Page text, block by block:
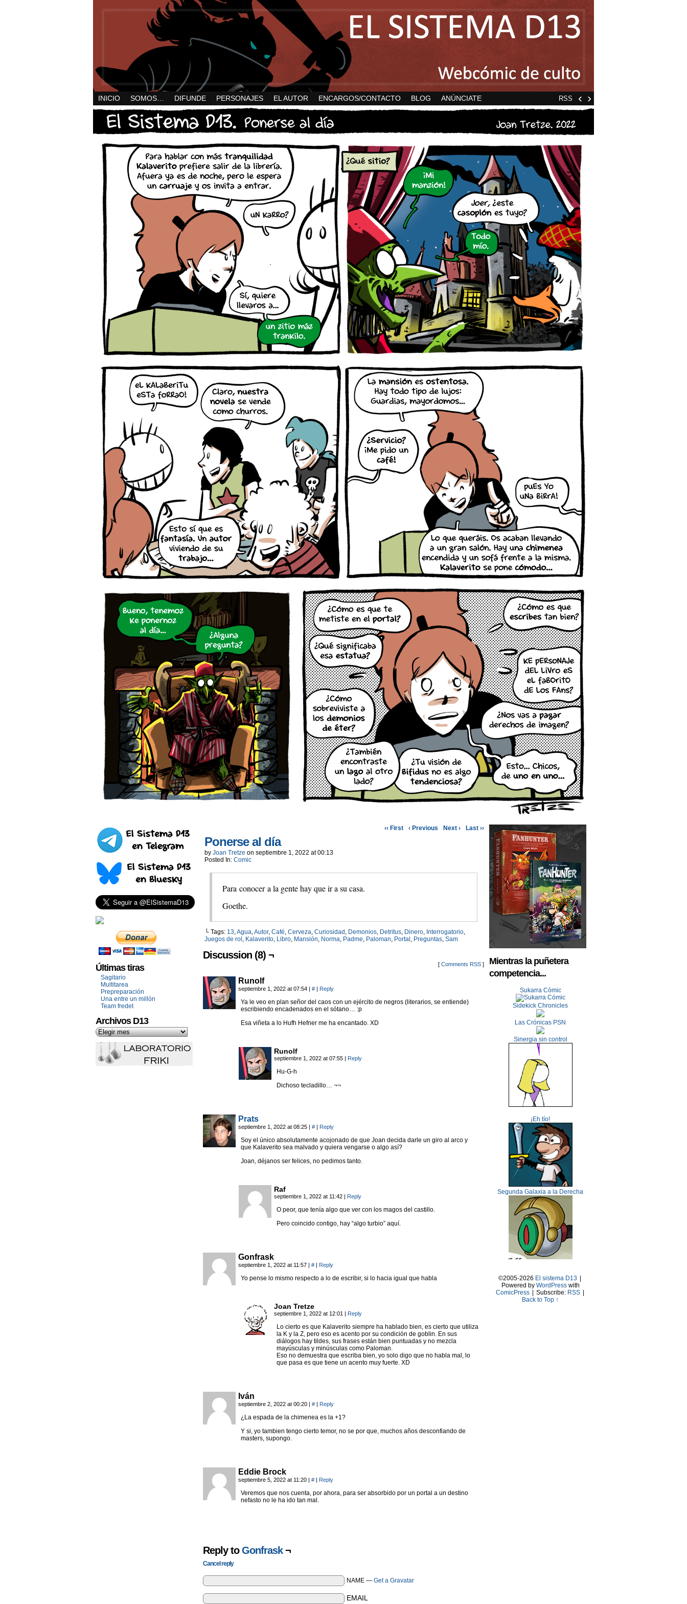
RSS ‹ ›
INICIO SOMOS… DIFUNDE PERSONAJES EL AUTOR ENCARGOS/CONTACTO BLOG ANÚNCIATE
Últimas tiras
Sagitario
Multitarea
Prepreparación
Una entre un millón
Team fredet
Archivos D13
‹‹ First ‹ Previous Next › Last ››
Ponerse al día
by Joan Tretze on septiembre 1, 2022 at00:13
Posted In: Comic
Para conocer a la gente hay que ir a su casa.
Goethe.
└ Tags: 13,Agua,Autor, Café, Cerveza, Curiosidad , Demonios, Detritus, Dinero, Interrogatorio,
Juegos de rol , Kalaverito, Libro, Mansión, Norma, Padme, Paloman, Portal , Preguntas, Sam
Discussion (8) ¬
[ Comments RSS ]
Runolf
septiembre 1, 2022 at 07:54 | # | Reply
Ya le veo en plan señor del caos con un ejército de negros (literarios, se entiende)
escribiendo encadenados en el sótano… :p
Esa viñeta a lo Hufh Hefner me ha encantado. XD
Runolf
septiembre 1, 2022 at 07:55 | Reply
Hu-G-h
Dichoso tecladillo… ¬¬
Prats
septiembre 1, 2022 at 08:25 | # | Reply
Soy el único absolutamente acojonado de que Joan decida darle un giro al arco y
que Kalaverito sea malvado y quiera vengarse o algo así?
Joan, déjanos ser felices, no pedimos tanto.
Raf
septiembre 1, 2022 at 11:42 | Reply
O peor, que tenía algo que ver con los magos del castillo.
Pero coincido contigo, hay “algo turbio” aquí.
Gonfrask
septiembre 1, 2022 at 11:57 | # | Reply
Yo pense lo mismo respecto a lo de escribir, si lo hacia igual que habla
Joan Tretze
septiembre 1, 2022 at 12:01 | Reply
Lo cierto es que Kalaverito siempre ha hablado bien, es cierto que utiliza
la K y la Z, pero eso es acento por su condición de goblin. En sus
diálogos hay tildes, sus frases están bien puntuadas y no mezcla
mayúsculas y minúsculas como Paloman.
Eso no demuestra que escriba bien, yo solo digo que no habla mal, lo
que pasa es que tiene un acento muy fuerte. XD
Iván
septiembre 2, 2022 at 00:20 | # | Reply
¿La espada de la chimenea es la +1?
Y si, yo tambien tengo cierto temor, no se por que, muchos años desconfiando de
masters, supongo.
Eddie Brock
septiembre 5, 2022 at 11:20 | # | Reply
Veremos que nos cuenta, por ahora, para ser absorbido por un portal a un destino
nefasto no le ha ido tan mal.
Reply toGonfrask¬
Cancel reply
NAME — Get a Gravatar
EMAIL
Mientras la puñetera
competencia...
Sukarra Cómic
Sidekick Chronicles
Las Crónicas PSN
Sinergia sin control
¡Eh tío!
Segunda Galaxia a la Derecha
©2005-2026 El sistema D13
Powered by WordPresswith
ComicPress
Subscribe: RSS
Back to Top ↑